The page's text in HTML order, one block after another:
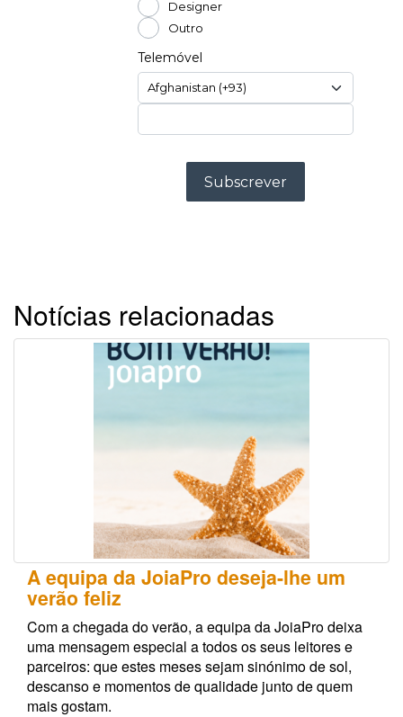
Notícias relacionadas
A equipa da JoiaPro deseja-lhe um
verão feliz
Com a chegada do verão, a equipa da JoiaPro deixa
uma mensagem especial a todos os seus leitores e
parceiros: que estes meses sejam sinónimo de sol,
descanso e momentos de qualidade junto de quem
mais gostam.